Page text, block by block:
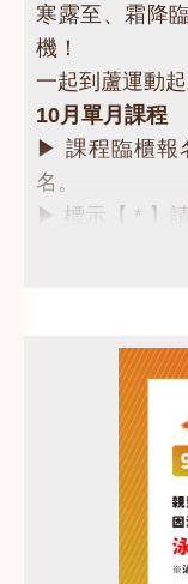
寒露至、霜降
機！
一起到蘆運動
10月單月課程
▶ 課程臨櫃報
名。
▶ 標示【 * 】
▶ 上課請穿著
年滿18歲。
▶ 若因人數不
請持原信用卡
❤快來一起運
課務部：03-